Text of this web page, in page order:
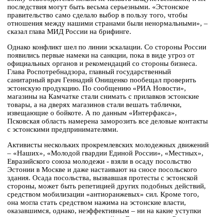
последствия могут быть весьма серьезными. «Эстонское
правительство само сделало выбор в пользу того, чтобы
отношения между нашими странами были ненормальными», –
сказал глава МИД России на брифинге.
Однако конфликт шел по линии эскалации. Со стороны России
появились первые намеки на санкции, пока в виде угроз от
официальных органов и рекомендаций со стороны бизнеса.
Глава Роспотребнадзора, главный государственный
санитарный врач Геннадий Онищенко пообещал проверить
эстонскую продукцию. По сообщению «РИА Новости»,
магазины на Камчатке стали снимать с прилавков эстонские
товары, а на дверях магазинов стали вешать таблички,
извещающие о бойкоте. А по данным «Интерфакса»,
Псковская область намерена заморозить все деловые контакты
с эстонскими предпринимателями.
Активисты нескольких прокремлевских молодежных движений
– «Наших», «Молодой гвардии Единой России», «Местных»,
Евразийского союза молодежи - взяли в осаду посольство
Эстонии в Москве и даже настаивают на сносе посольского
здания. Осада посольства, вызвавшая протесты с эстонской
стороны, может быть репетицией других подобных действий,
средством мобилизации «антиоранжевых» сил. Кроме того,
она могла стать средством нажима на эстонские власти,
оказавшимся, однако, неэффективным – ни на какие уступки